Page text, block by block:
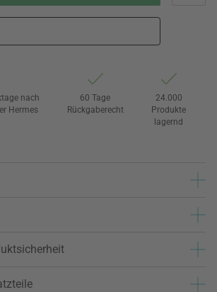
nach
Hermes
60 Tage
Rückgaberecht
24.000
Produkte
lagernd